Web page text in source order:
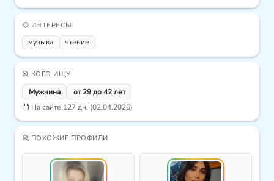
ИНТЕРЕСЫ
музыка чтение
КОГО ИЩУ
Мужчина
от 29 до 42 лет
На сайте 127 дн. (02.04.2026)
ПОХОЖИЕ ПРОФИЛИ